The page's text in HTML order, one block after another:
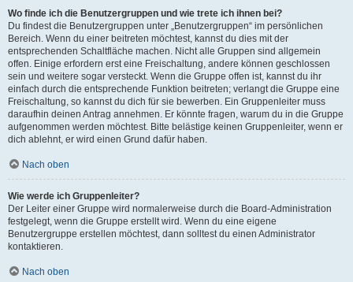
Wo finde ich die Benutzergruppen und wie trete ich ihnen bei?
Du findest die Benutzergruppen unter „Benutzergruppen“ im persönlichen
Bereich. Wenn du einer beitreten möchtest, kannst du dies mit der
entsprechenden Schaltfläche machen. Nicht alle Gruppen sind allgemein
offen. Einige erfordern erst eine Freischaltung, andere können geschlossen
sein und weitere sogar versteckt. Wenn die Gruppe offen ist, kannst du ihr
einfach durch die entsprechende Funktion beitreten; verlangt die Gruppe eine
Freischaltung, so kannst du dich für sie bewerben. Ein Gruppenleiter muss
daraufhin deinen Antrag annehmen. Er könnte fragen, warum du in die Gruppe
aufgenommen werden möchtest. Bitte belästige keinen Gruppenleiter, wenn er
dich ablehnt, er wird einen Grund dafür haben.
Nach oben
Wie werde ich Gruppenleiter?
Der Leiter einer Gruppe wird normalerweise durch die Board-Administration
festgelegt, wenn die Gruppe erstellt wird. Wenn du eine eigene
Benutzergruppe erstellen möchtest, dann solltest du einen Administrator
kontaktieren.
Nach oben